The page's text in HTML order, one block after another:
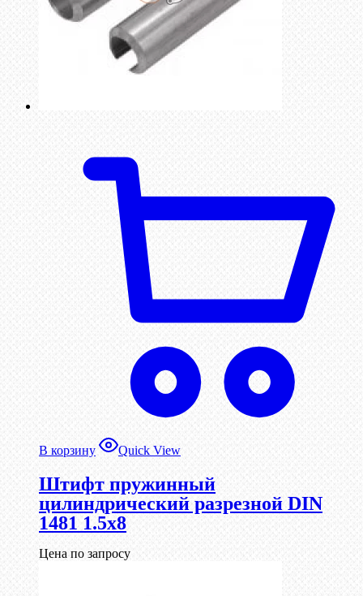
В корзину Quick View
Штифт пружинный
цилиндрический разрезной DIN
1481 1.5х8
Цена по запросу